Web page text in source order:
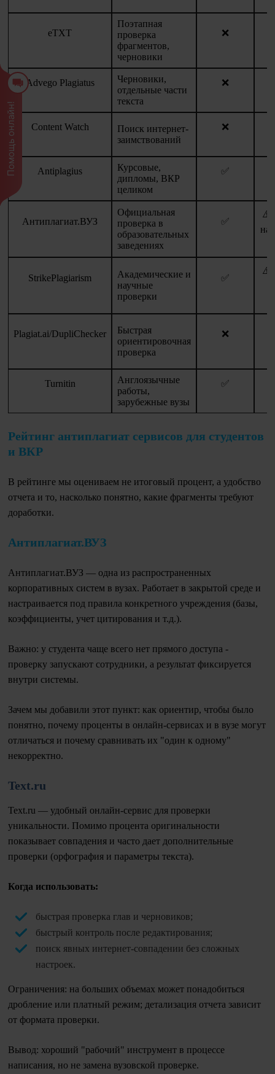
Помощь онлайн!
eTXT
Поэтапная
проверка
фрагментов,
черновики
❌
Advego Plagiatus
Черновики,
отдельные части
текста
❌
Content Watch
Поиск интернет-
заимствований
❌
Antiplagius
Курсовые,
дипломы, ВКР
целиком
✅
Антиплагиат.ВУЗ
Официальная
проверка в
образовательных
заведениях
✅
StrikePlagiarism
Академические и
научные
проверки
✅
Plagiat.ai/DupliChecker
Быстрая
ориентировочная
проверка
❌
Turnitin
Англоязычные
работы,
зарубежные вузы
✅
Рейтинг антиплагиат сервисов для студентов
и ВКР
В рейтинге мы оцениваем не итоговый процент, а удобство
отчета и то, насколько понятно, какие фрагменты требуют
доработки.
Антиплагиат.ВУЗ
Антиплагиат.ВУЗ — одна из распространенных
корпоративных систем в вузах. Работает в закрытой среде и
настраивается под правила конкретного учреждения (базы,
коэффициенты, учет цитирования и т.д.).
Важно: у студента чаще всего нет прямого доступа -
проверку запускают сотрудники, а результат фиксируется
внутри системы.
Зачем мы добавили этот пункт: как ориентир, чтобы было
понятно, почему проценты в онлайн-сервисах и в вузе могут
отличаться и почему сравнивать их "один к одному"
некорректно.
Text.ru
Text.ru — удобный онлайн-сервис для проверки
уникальности. Помимо процента оригинальности
показывает совпадения и часто дает дополнительные
проверки (орфография и параметры текста).
Когда использовать:
быстрая проверка глав и черновиков;
быстрый контроль после редактирования;
поиск явных интернет-совпадении без сложных
настроек.
Ограничения: на больших объемах может понадобиться
дробление или платный режим; детализация отчета зависит
от формата проверки.
Вывод: хороший "рабочий" инструмент в процессе
написания, но не замена вузовской проверке.